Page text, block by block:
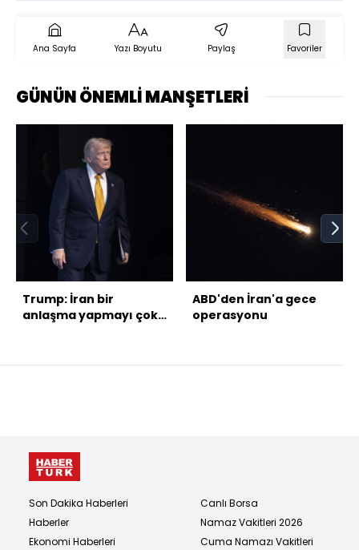
Ana Sayfa Yazı Boyutu Paylaş Favoriler
GÜNÜN ÖNEMLİ MANŞETLERİ
Trump: İran bir
anlaşma yapmayı çok
ABD'den İran'a gece
operasyonu
Son Dakika Haberleri
Haberler
Ekonomi Haberleri
Canlı Borsa
Namaz Vakitleri 2026
Cuma Namazı Vakitleri